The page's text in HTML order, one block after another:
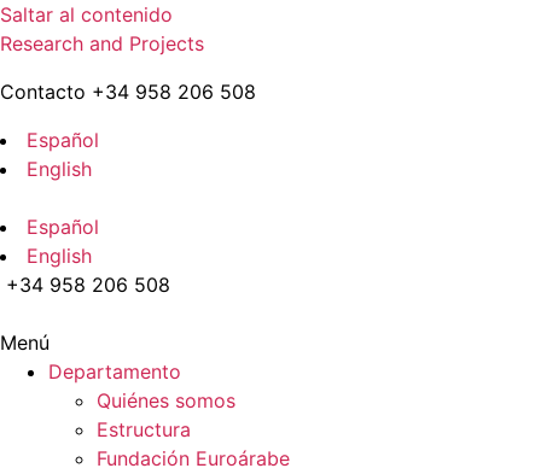
Saltar al contenido
Research and Projects
Contacto +34 958 206 508
Español
English
Español
English
+34 958 206 508
Menú
Departamento
Quiénes somos
Estructura
Fundación Euroárabe